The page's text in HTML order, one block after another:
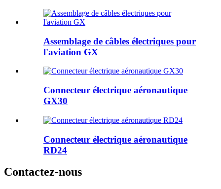
Assemblage de câbles électriques pour
l'aviation GX
Connecteur électrique aéronautique
GX30
Connecteur électrique aéronautique
RD24
Contactez-nous